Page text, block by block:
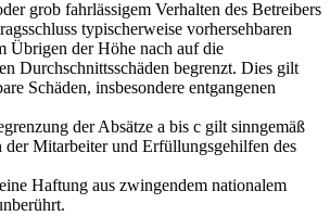
grob fahrlässigem Verhalten des Betreibers
typischerweise vorhersehbaren
Übrigen der Höhe nach auf die
Durchschnittsschäden begrenzt. Dies gilt
Schäden, insbesondere entgangenen
der Absätze a bis c gilt sinngemäß
der Mitarbeiter und Erfüllungsgehilfen des
Haftung aus zwingendem nationalem